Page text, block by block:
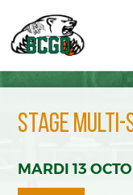
STAGE
MARDI 13